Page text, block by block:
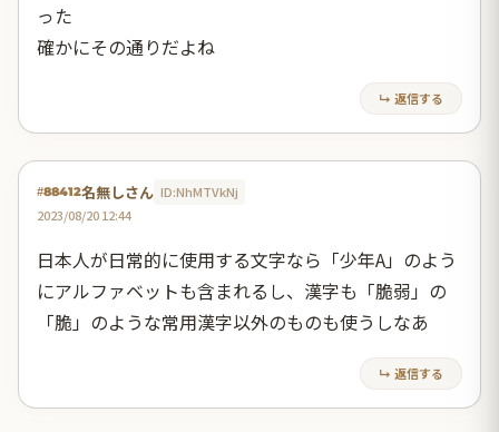
った
確かにその通りだよね
↳ 返信する
#88412名無しさん ID:NhMTVkNj
2023/08/20 12:44
日本人が日常的に使用する文字なら「少年A」のよう
にアルファベットも含まれるし、漢字も「脆弱」の
「脆」のような常用漢字以外のものも使うしなあ
↳ 返信する